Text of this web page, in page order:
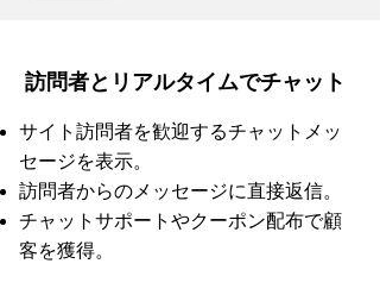
訪問者とリアルタイムでチャット
サイト訪問者を歓迎するチャットメッ
セージを表示。
訪問者からのメッセージに直接返信。
チャットサポートやクーポン配布で顧
客を獲得。